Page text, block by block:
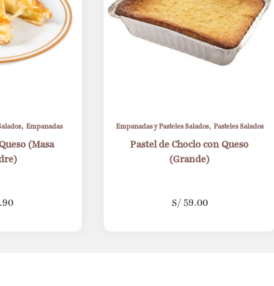
,Empanadas
(Masa
Empanadas y Pasteles Salados, Pasteles Salados
Pastel de Choclo con Queso
(Grande)
S/ 59.00